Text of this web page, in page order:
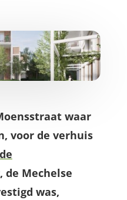
waar
voor de verhuis
, de Mechelse
was,